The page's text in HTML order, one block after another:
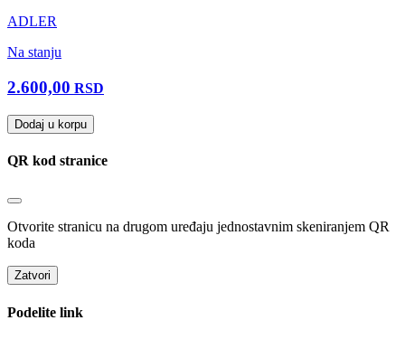
ADLER
Na stanju
2.600,00 RSD
Dodaj u korpu
QR kod stranice
Otvorite stranicu na drugom uređaju jednostavnim skeniranjem QR
koda
Zatvori
Podelite link